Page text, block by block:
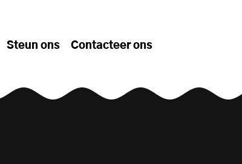
Steun ons Contacteer ons